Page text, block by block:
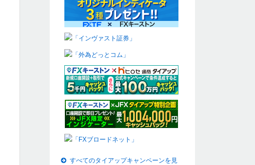
すべてのタイアップキャンペーンを見